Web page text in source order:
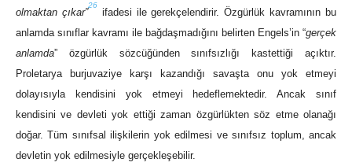
olmaktan çıkar”
26
ifadesi ile gerekçelendirir. Özgürlük kavramının bu
anlamda sınıflar kavramı ile bağdaşmadığını belirten Engels’in “gerçek
anlamda” özgürlük sözcüğünden sınıfsızlığı kastettiği açıktır.
Proletarya burjuvaziye karşı kazandığı savaşta onu yok etmeyi
dolayısıyla kendisini yok etmeyi hedeflemektedir. Ancak sınıf
kendisini ve devleti yok ettiği zaman özgürlükten söz etme olanağı
doğar. Tüm sınıfsal ilişkilerin yok edilmesi ve sınıfsız toplum, ancak
devletin yok edilmesiyle gerçekleşebilir.